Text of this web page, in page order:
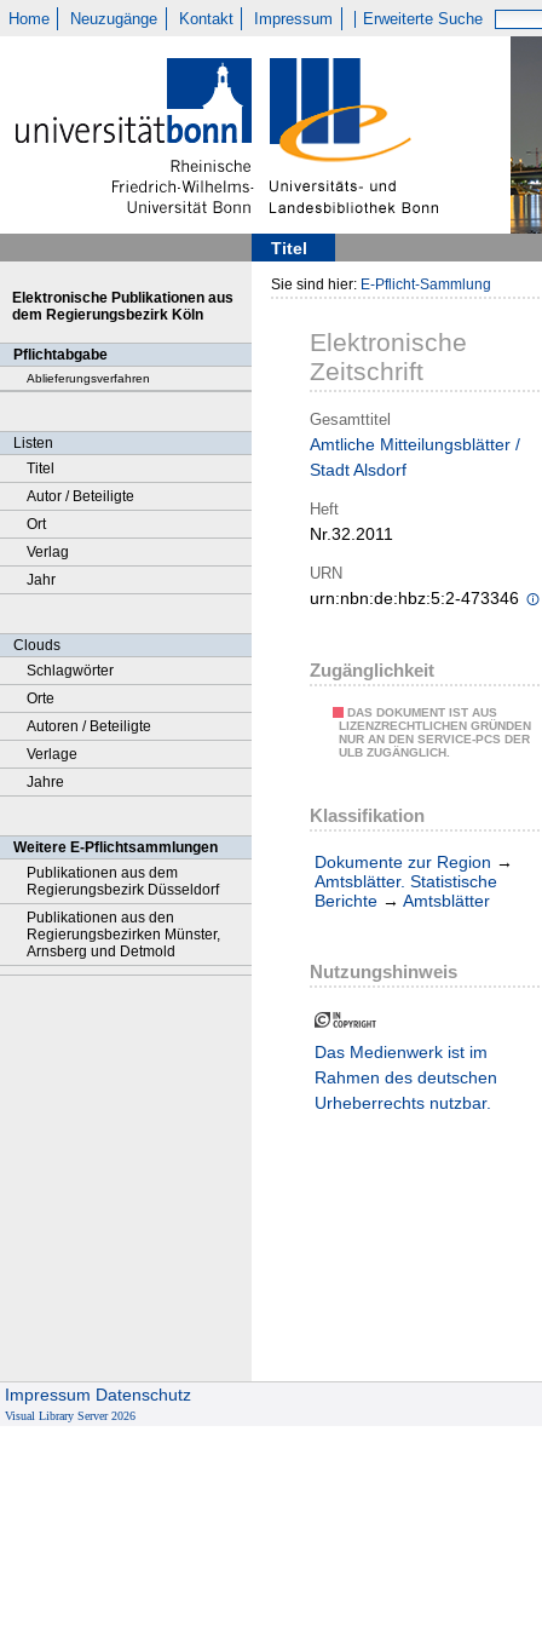
Home Neuzugänge Kontakt Impressum Erweiterte Suche
Titel
Elektronische Publikationen aus
dem Regierungsbezirk Köln
Pflichtabgabe
Ablieferungsverfahren
Listen
Titel
Autor / Beteiligte
Ort
Verlag
Jahr
Clouds
Schlagwörter
Orte
Autoren / Beteiligte
Verlage
Jahre
Weitere E-Pflichtsammlungen
Publikationen aus dem
Regierungsbezirk Düsseldorf
Publikationen aus den
Regierungsbezirken Münster,
Arnsberg und Detmold
Sie sind hier: E-Pflicht-Sammlung
Elektronische
Zeitschrift
Gesamttitel
Amtliche Mitteilungsblätter /
Stadt Alsdorf
Heft
Nr.32.2011
URN
urn:nbn:de:hbz:5:2-473346
Zugänglichkeit
DAS DOKUMENT IST AUS
LIZENZRECHTLICHEN GRÜNDEN
NUR AN DEN SERVICE-PCS DER
ULB ZUGÄNGLICH.
Klassifikation
Dokumente zur Region →
Amtsblätter. Statistische
Berichte → Amtsblätter
Nutzungshinweis
Das Medienwerk ist im
Rahmen des deutschen
Urheberrechts nutzbar.
Impressum Datenschutz
Visual Library Server 2026